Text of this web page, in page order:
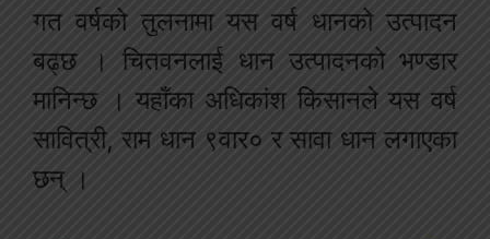
गत वर्षको तुलनामा यस वर्ष धानको उत्पादन
बढ्छ । चितवनलाई धान उत्पादनको भण्डार
मानिन्छ । यहाँका अधिकांश किसानले यस वर्ष
सावित्री, राम धान ९वार० र सावा धान लगाएका
छन् ।